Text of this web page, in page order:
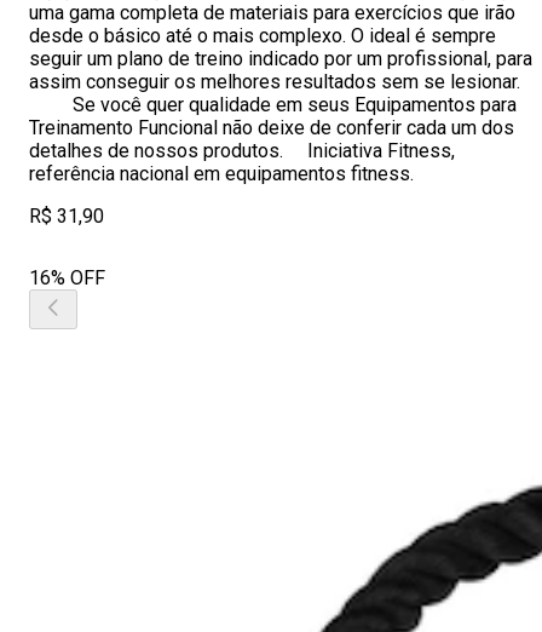
uma gama completa de materiais para exercícios que irão
desde o básico até o mais complexo. O ideal é sempre
seguir um plano de treino indicado por um profissional, para
assim conseguir os melhores resultados sem se lesionar.
Se você quer qualidade em seus Equipamentos para
Treinamento Funcional não deixe de conferir cada um dos
detalhes de nossos produtos. Iniciativa Fitness,
referência nacional em equipamentos fitness.
R$ 31,90
16% OFF